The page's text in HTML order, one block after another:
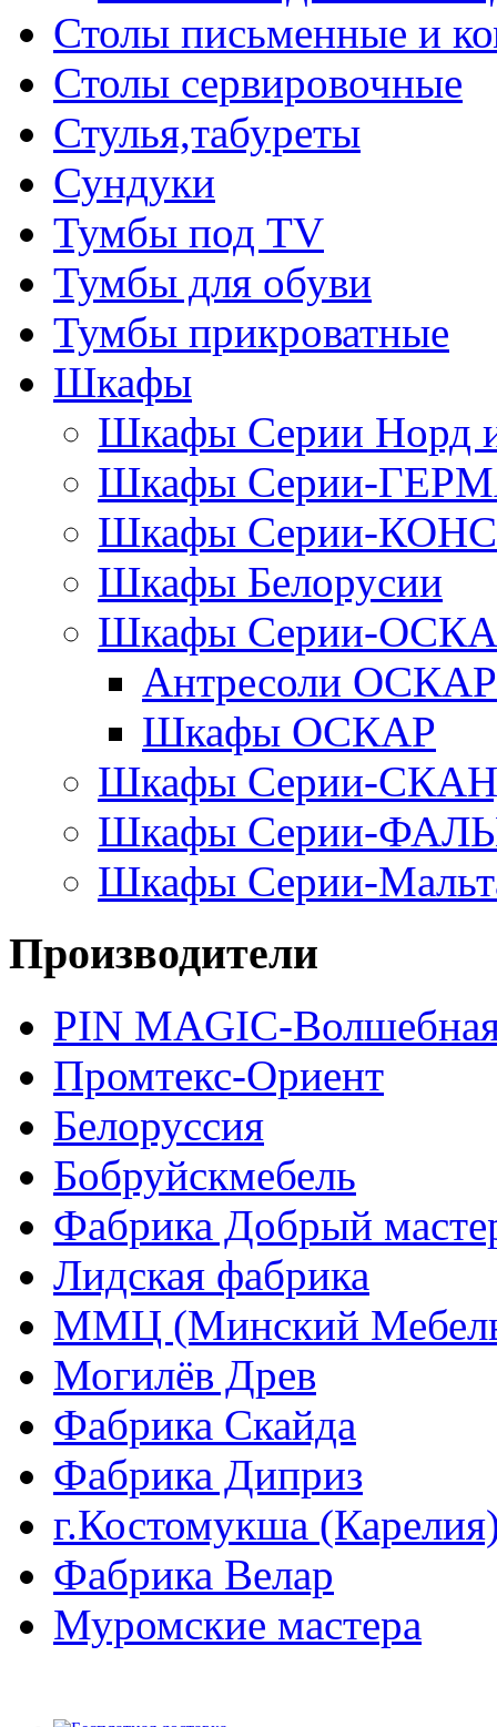
Столы письменные и
Столы сервировочные
Стулья,табуреты
Сундуки
Тумбы под TV
Тумбы для обуви
Тумбы прикроватные
Шкафы
Шкафы Серии
Шкафы Серии-
Шкафы Серии-
Шкафы Белорусии
Шкафы Серии-
Антресоли ОСКАР
Шкафы ОСКАР
Шкафы Серии-
Шкафы Серии-
Шкафы Серии-
Производители
PIN MAGIС-
Промтекс-Ориент
Белоруссия
Бобруйскмебель
Фабрика Добрый
Лидская фабрика
ММЦ (Минский
Могилёв Древ
Фабрика Скайда
Фабрика Диприз
г.Костомукша
Фабрика Велар
Муромские мастера